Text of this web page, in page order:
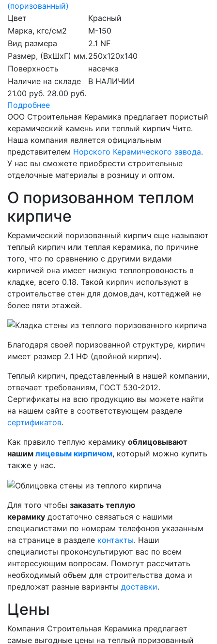
(поризованный)
Цвет
Красный
Марка, кгс/см2
M-150
Вид размера
2.1 NF
Размер, (ВхШхГ) мм. 250х120х140
Поверхность
насечка
Наличие на складе
В НАЛИЧИИ
21.00 руб. 28.00 руб.
Подробнее
ООО Строительная Керамика предлагает пористый
керамический камень или теплый кирпич Чите.
Наша компания является официальным
представителем Норского Керамического завода.
У нас вы сможете приобрести строительные
отделочные материалы в розницу и оптом.
О поризованном теплом
кирпиче
Керамический поризованный кирпич еще называют
теплый кирпич или теплая керамика, по причине
того, что по сравнению с другими видами
кирпичей она имеет низкую теплопровоность в
кладке, всего 0.18. Такой кирпич используют в
строительстве стен для домов,дач, коттеджей не
более пяти этажей.
Благодаря своей поризованной структуре, кирпич
имеет размер 2.1 НФ (двойной кирпич).
Теплый кирпич, представленный в нашей компании,
отвечает требованиям, ГОСТ 530-2012.
Сертификаты на всю продукцию вы можете найти
на нашем сайте в соответствующем разделе
сертификатов.
Как правило теплую керамику облицовывают
нашим лицевым кирпичом, который можно купить
также у нас.
Для того чтобы заказать теплую
керамику достаточно связаться с нашими
специалистами по номерам телефонов указанным
на странице в разделе контакты. Наши
специалисты проконсультируют вас по всем
интересующим вопросам. Помогут рассчитать
необходимый объем для строительства дома и
предложат разные варианты доставки.
Цены
Компания Строительная Керамика предлагает
самые выгодные цены на теплый поризованный